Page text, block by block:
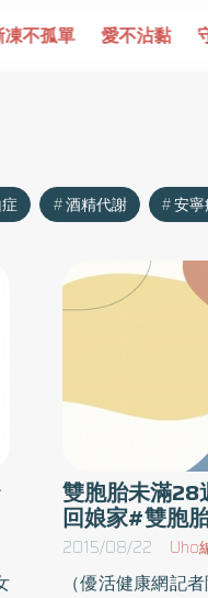
不孤單 愛不沾黏
酒精代謝 安
雙胞胎未滿
回娘家#雙胞
2015/08/22 Uho
（優活健康網記